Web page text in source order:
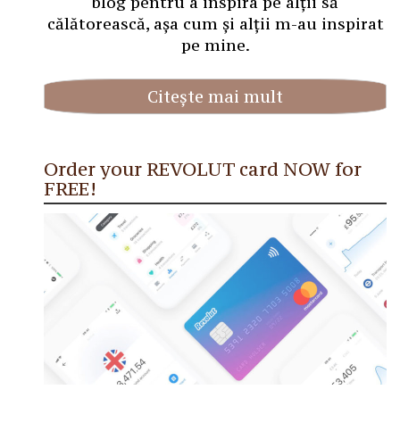
călătorească, așa cum și alții m-au inspirat
pe mine.
Citește mai mult
Order your REVOLUT card NOW for
FREE!